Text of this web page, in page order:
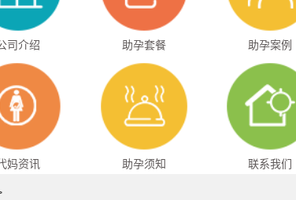
司介绍 助孕套餐 助孕案例
妈资讯 助孕须知 联系我们